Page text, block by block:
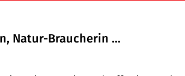
Natur-Braucherin …